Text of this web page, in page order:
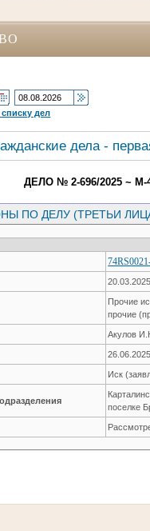
дел
дела -
ДЕЛО № 2-696/2025 ~ М-
ПО ДЕЛУ (ТРЕТЬИ
20.03.2025
Прочие
прочие
Акулов
26.06.2025
Иск
поселке